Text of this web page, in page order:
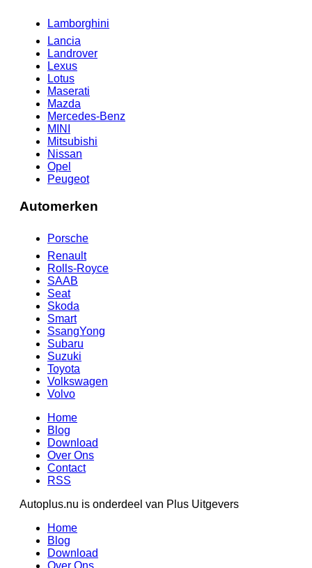
Lamborghini
Lancia
Landrover
Lexus
Lotus
Maserati
Mazda
Mercedes-Benz
MINI
Mitsubishi
Nissan
Opel
Peugeot
Automerken
Porsche
Renault
Rolls-Royce
SAAB
Seat
Skoda
Smart
SsangYong
Subaru
Suzuki
Toyota
Volkswagen
Volvo
Home
Blog
Download
Over Ons
Contact
RSS
Autoplus.nu is onderdeel van Plus Uitgevers
Home
Blog
Download
Over Ons